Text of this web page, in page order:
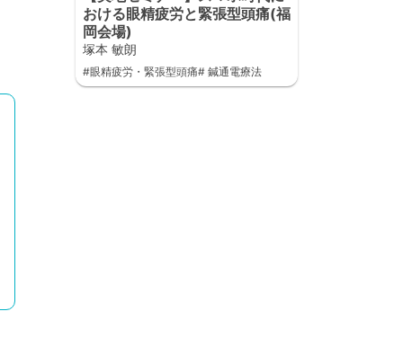
おける眼精疲労と緊張型頭痛(福
岡会場)
塚本 敏朗
#眼精疲労・緊張型頭痛# 鍼通電療法